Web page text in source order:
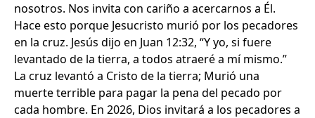
nosotros. Nos invita con cariño a acercarnos a Él.
Hace esto porque Jesucristo murió por los pecadores
en la cruz. Jesús dijo en Juan 12:32, “Y yo, si fuere
levantado de la tierra, a todos atraeré a mí mismo.”
La cruz levantó a Cristo de la tierra; Murió una
muerte terrible para pagar la pena del pecado por
cada hombre. En 2026, Dios invitará a los pecadores a